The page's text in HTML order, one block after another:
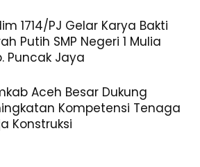
1714/PJ Gelar Karya Bakti
Putih SMP Negeri 1 Mulia
Puncak Jaya
Aceh Besar Dukung
Kompetensi Tenaga
Konstruksi